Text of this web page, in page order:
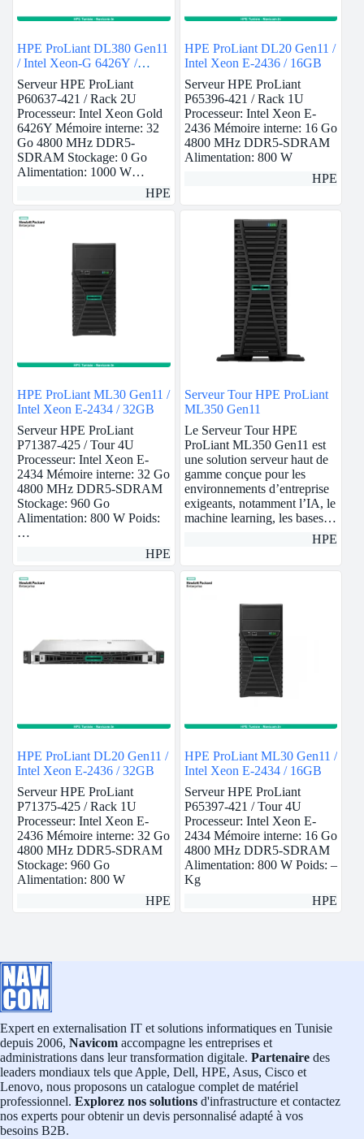
HPE ProLiant DL380 Gen11
/ Intel Xeon-G 6426Y /
32GB
Serveur HPE ProLiant
P60637-421 / Rack 2U
Processeur: Intel Xeon Gold
6426Y Mémoire interne: 32
Go 4800 MHz DDR5-
SDRAM Stockage: 0 Go
Alimentation: 1000 W…
HPE
HPE ProLiant DL20 Gen11 /
Intel Xeon E-2436 / 16GB
Serveur HPE ProLiant
P65396-421 / Rack 1U
Processeur: Intel Xeon E-
2436 Mémoire interne: 16 Go
4800 MHz DDR5-SDRAM
Alimentation: 800 W
HPE
HPE ProLiant ML30 Gen11 /
Intel Xeon E-2434 / 32GB
Serveur HPE ProLiant
P71387-425 / Tour 4U
Processeur: Intel Xeon E-
2434 Mémoire interne: 32 Go
4800 MHz DDR5-SDRAM
Stockage: 960 Go
Alimentation: 800 W Poids:
…
HPE
Serveur Tour HPE ProLiant
ML350 Gen11
Le Serveur Tour HPE
ProLiant ML350 Gen11 est
une solution serveur haut de
gamme conçue pour les
environnements d’entreprise
exigeants, notamment l’IA, le
machine learning, les bases…
HPE
HPE ProLiant DL20 Gen11 /
Intel Xeon E-2436 / 32GB
Serveur HPE ProLiant
P71375-425 / Rack 1U
Processeur: Intel Xeon E-
2436 Mémoire interne: 32 Go
4800 MHz DDR5-SDRAM
Stockage: 960 Go
Alimentation: 800 W
HPE
HPE ProLiant ML30 Gen11 /
Intel Xeon E-2434 / 16GB
Serveur HPE ProLiant
P65397-421 / Tour 4U
Processeur: Intel Xeon E-
2434 Mémoire interne: 16 Go
4800 MHz DDR5-SDRAM
Alimentation: 800 W Poids: –
Kg
HPE
Expert en externalisation IT et solutions informatiques en Tunisie
depuis 2006, Navicom accompagne les entreprises et
administrations dans leur transformation digitale. Partenaire des
leaders mondiaux tels que Apple, Dell, HPE, Asus, Cisco et
Lenovo, nous proposons un catalogue complet de matériel
professionnel. Explorez nos solutions d'infrastructure et contactez
nos experts pour obtenir un devis personnalisé adapté à vos
besoins B2B.